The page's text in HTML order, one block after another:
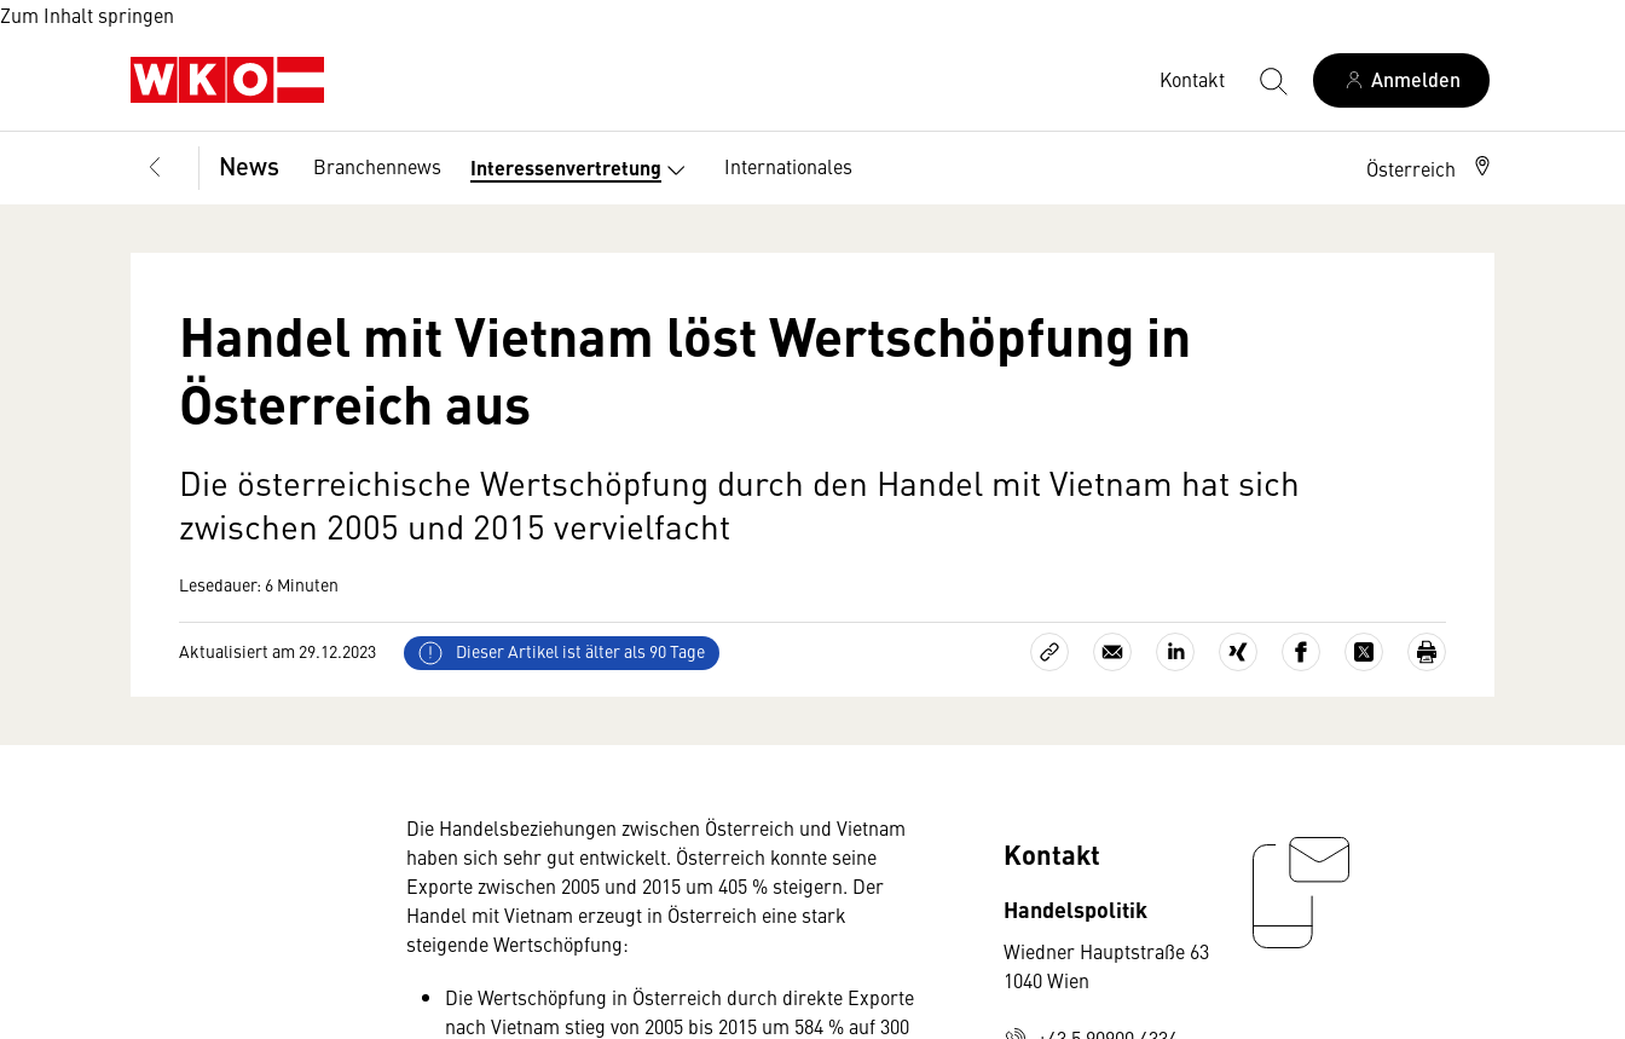
Zum Inhalt springen
Kontakt Anmelden
News Branchennews Interessenvertretung Internationales Österreich
Handel mit Vietnam löst Wertschöpfung in
Österreich aus
Die österreichische Wertschöpfung durch den Handel mit Vietnam hat sich
zwischen 2005 und 2015 vervielfacht
Lesedauer: 6 Minuten
Aktualisiert am 29.12.2023 Dieser Artikel ist älter als 90 Tage
Kontakt
Handelspolitik
Wiedner Hauptstraße 63
1040 Wien
Die Handelsbeziehungen zwischen Österreich und Vietnam
haben sich sehr gut entwickelt. Österreich konnte seine
Exporte zwischen 2005 und 2015 um 405 % steigern. Der
Handel mit Vietnam erzeugt in Österreich eine stark
steigende Wertschöpfung:
Die Wertschöpfung in Österreich durch direkte Exporte
nach Vietnam stieg von 2005 bis 2015 um 584 % auf 300